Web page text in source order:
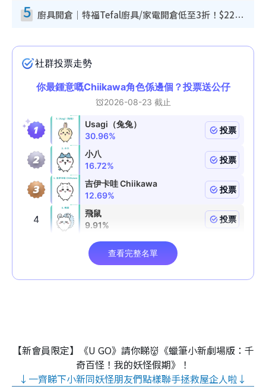
5 廚具開倉｜特福Tefal廚具/家電開倉低至3折！$220起買平底鍋/炒鑊/湯煲！電飯煲/吸塵機/燙斗$418起
【新會員限定】《U GO》請你睇👹《蠟筆小新劇場版：千
奇百怪！我的妖怪假期》！
↓一齊睇下小新同妖怪朋友們點樣聯手拯救屋企人啦↓